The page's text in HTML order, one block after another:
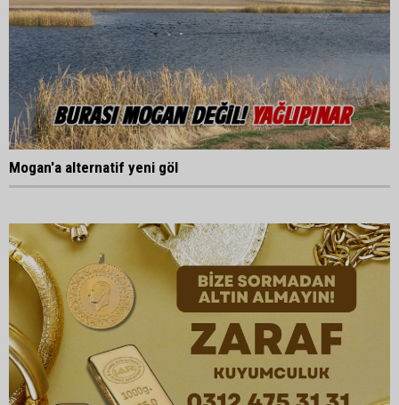
Mogan'a alternatif yeni göl